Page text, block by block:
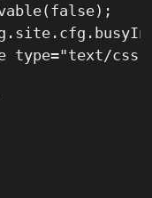
type="text/